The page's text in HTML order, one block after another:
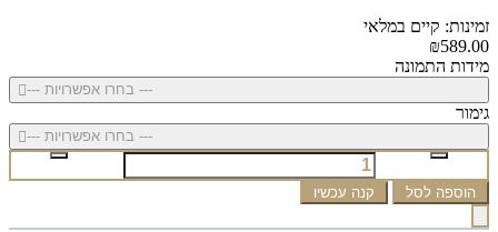
זמינות: קיים במלאי
₪589.00
מידות התמונה
--- בחרו אפשרויות ---
גימור
--- בחרו אפשרויות ---
הוספה לסל קנה עכשיו